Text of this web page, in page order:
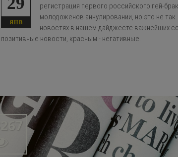
ЯНВ
регистрация первого российского гей-
молодоженов аннулировании, но это не так.
новостях в нашем дайджесте важнейших
позитивные новости, красным - негативные.
3267
